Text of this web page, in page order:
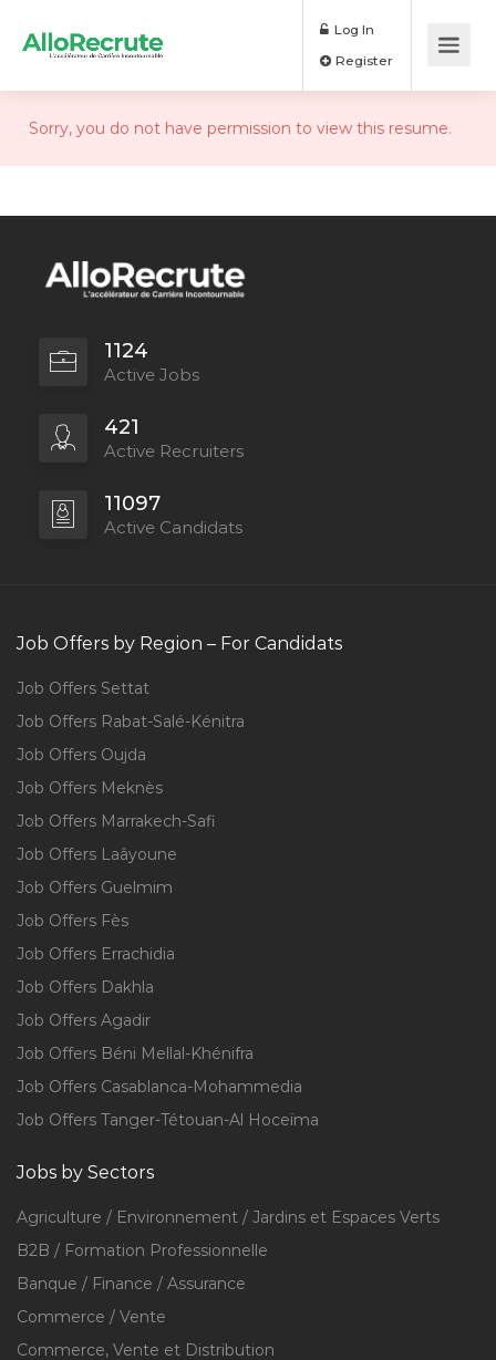
Log In
Sorry, you do not have permission to view this resume.
1124
Active Jobs
421
Active Recruiters
11097
Active Candidats
Job Offers by Region – For Candidats
Job Offers Settat
Job Offers Rabat-Salé-Kénitra
Job Offers Oujda
Job Offers Meknès
Job Offers Marrakech-Safi
Job Offers Laâyoune
Job Offers Guelmim
Job Offers Fès
Job Offers Errachidia
Job Offers Dakhla
Job Offers Agadir
Job Offers Béni Mellal-Khénifra
Job Offers Casablanca-Mohammedia
Job Offers Tanger-Tétouan-Al Hoceïma
Jobs by Sectors
Agriculture / Environnement / Jardins et Espaces Verts
B2B / Formation Professionnelle
Banque / Finance / Assurance
Commerce / Vente
Commerce, Vente et Distribution